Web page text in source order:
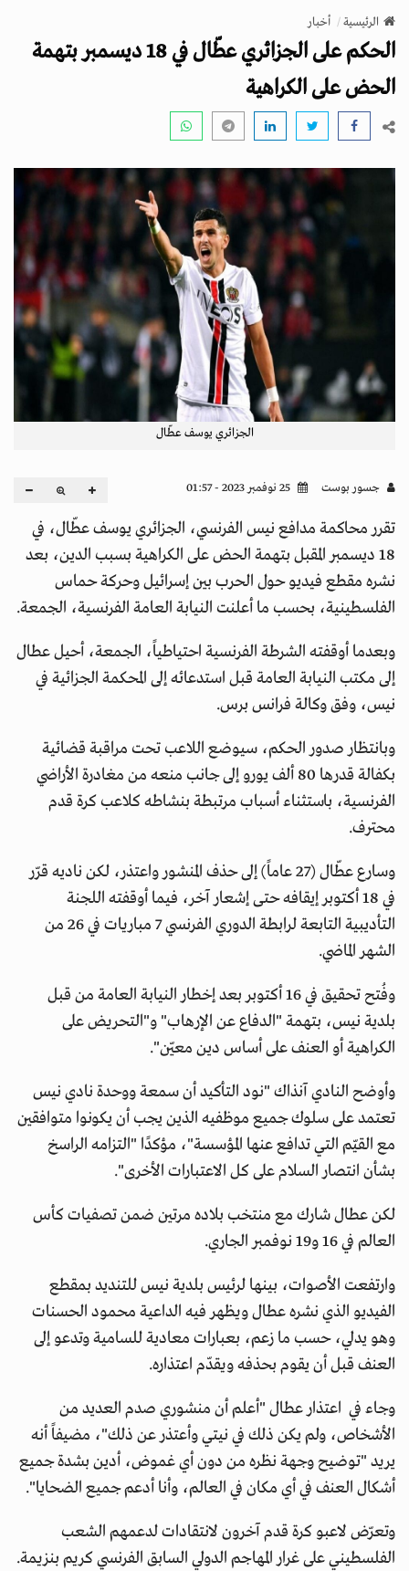
v
g
a
n
الرئيسية أخبار
الحكم على الجزائري عطّال في 18 ديسمبر بتهمة
الحض على الكراهية
الجزائري يوسف عطّال
جسور بوست
تقرر محاكمة مدافع نيس الفرنسي، الجزائري يوسف عطّال، في
18 ديسمبر المقبل بتهمة الحض على الكراهية بسبب الدين، بعد
نشره مقطع فيديو حول الحرب بين إسرائيل وحركة حماس
الفلسطينية، بحسب ما أعلنت النيابة العامة الفرنسية، الجمعة.
وبعدما أوقفته الشرطة الفرنسية احتياطياً، الجمعة، أحيل عطال
إلى مكتب النيابة العامة قبل استدعائه إلى المحكمة الجزائية في
نيس، وفق وكالة فرانس برس.
وبانتظار صدور الحكم، سيوضع اللاعب تحت مراقبة قضائية
بكفالة قدرها 80 ألف يورو إلى جانب منعه من مغادرة الأراضي
الفرنسية، باستثناء أسباب مرتبطة بنشاطه كلاعب كرة قدم
محترف.
وسارع عطّال (27 عاماً) إلى حذف المنشور واعتذر، لكن ناديه قرّر
في 18 أكتوبر إيقافه حتى إشعار آخر، فيما أوقفته اللجنة
التأديبية التابعة لرابطة الدوري الفرنسي 7 مباريات في 26 من
الشهر الماضي.
وفُتح تحقيق في 16 أكتوبر بعد إخطار النيابة العامة من قبل
بلدية نيس، بتهمة "الدفاع عن الإرهاب" و"التحريض على
الكراهية أو العنف على أساس دين معيّن".
وأوضح النادي آنذاك "نود التأكيد أن سمعة ووحدة نادي نيس
تعتمد على سلوك جميع موظفيه الذين يجب أن يكونوا متوافقين
مع القيّم التي تدافع عنها المؤسسة"، مؤكدًا "التزامه الراسخ
بشأن انتصار السلام على كل الاعتبارات الأخرى".
لكن عطال شارك مع منتخب بلاده مرتين ضمن تصفيات كأس
العالم في 16 و19 نوفمبر الجاري.
وارتفعت الأصوات، بينها لرئيس بلدية نيس للتنديد بمقطع
الفيديو الذي نشره عطال ويظهر فيه الداعية محمود الحسنات
وهو يدلي، حسب ما زعم، بعبارات معادية للسامية وتدعو إلى
العنف قبل أن يقوم بحذفه ويقدّم اعتذاره.
وجاء في اعتذار عطال "أعلم أن منشوري صدم العديد من
الأشخاص، ولم يكن ذلك في نيتي وأعتذر عن ذلك"، مضيفاً أنه
يريد "توضيح وجهة نظره من دون أي غموض، أدين بشدة جميع
أشكال العنف في أي مكان في العالم، وأنا أدعم جميع الضحايا".
وتعرّض لاعبو كرة قدم آخرون لانتقادات لدعمهم الشعب
الفلسطيني على غرار المهاجم الدولي السابق الفرنسي كريم بنزيمة.